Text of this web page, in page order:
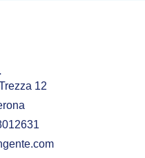
12